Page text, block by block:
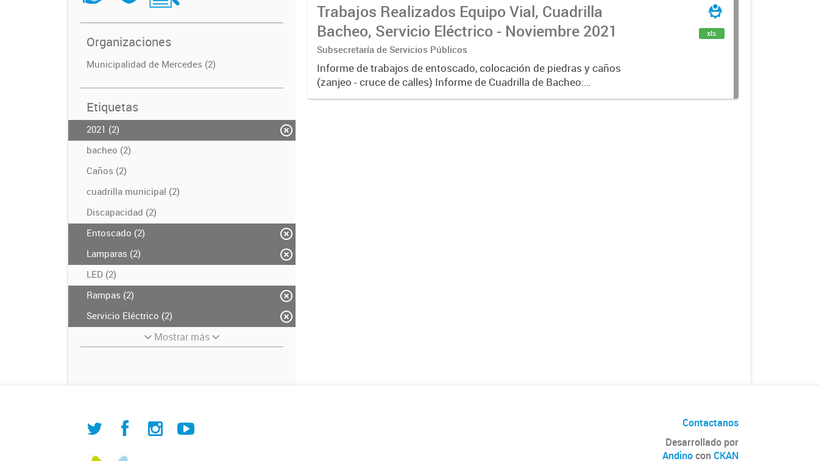
Organizaciones
Municipalidad de Mercedes (2)
Etiquetas
2021 (2)
bacheo (2)
Caños (2)
cuadrilla municipal (2)
Discapacidad (2)
Entoscado (2)
Lamparas (2)
LED (2)
Rampas (2)
Servicio Eléctrico (2)
Mostrar más
Trabajos Realizados Equipo Vial, Cuadrilla
Bacheo, Servicio Eléctrico - Noviembre 2021
Subsecretaría de Servicios Públicos
Informe de trabajos de entoscado, colocación de piedras y caños
(zanjeo - cruce de calles) Informe de Cuadrilla de Bacheo:
albañilería y construcción, colocación de tapa registro,
xls
Contactanos
Desarrollado por
Andinocon CKAN